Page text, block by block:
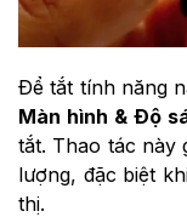
Để tắt tính năng
Màn hình & Độ
tắt. Thao tác này
lượng, đặc biệt
thị.